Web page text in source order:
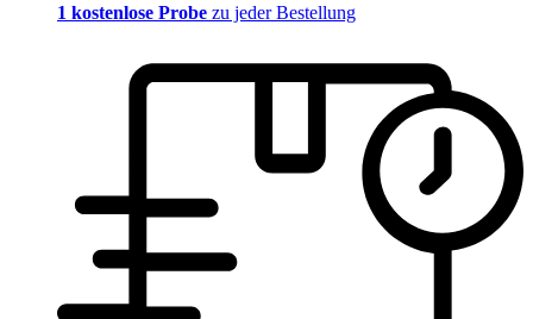
1 kostenlose Probe zu jeder Bestellung